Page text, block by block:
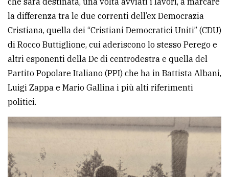
la differenza tra le due correnti dell’ex Democrazia
Cristiana, quella dei “Cristiani Democratici Uniti” (CDU)
di Rocco Buttiglione, cui aderiscono lo stesso Perego e
altri esponenti della Dc di centrodestra e quella del
Partito Popolare Italiano (PPI) che ha in Battista Albani,
Luigi Zappa e Mario Gallina i più alti riferimenti
politici.